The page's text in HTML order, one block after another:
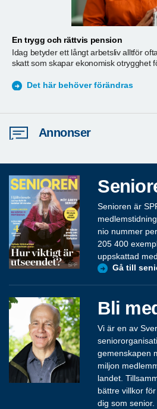
En trygg och rättvis pension
Idag betyder ett långt arbetsliv alltför
skatt som skapar ekonomisk otrygghet
Det här behöver förändras
Annonser
Senioren är
nio nummer
205 400
uppskattad
Gå till
Bli
Vi är en av
gemenskapen
miljon
landet.
bättre villkor
dig som senior.